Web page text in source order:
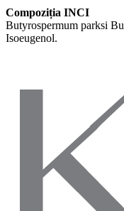
Compoziția INCI
Butyrospermum parksi
Isoeugenol.